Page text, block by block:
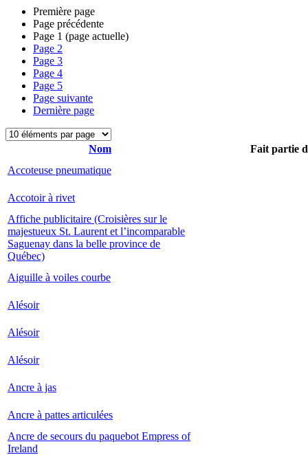
Première page
Page précédente
Page 1 (page actuelle)
Page 2
Page 3
Page 4
Page 5
Page suivante
Dernière page
Nom
Fait partie
Accoteuse pneumatique
Accotoir à rivet
Affiche publicitaire (Croisières sur le
majestueux St. Laurent et l’incomparable
Saguenay dans la belle province de
Québec)
Aiguille à voiles courbe
Alésoir
Alésoir
Alésoir
Ancre à jas
Ancre à pattes articulées
Ancre de secours du paquebot Empress of
Ireland